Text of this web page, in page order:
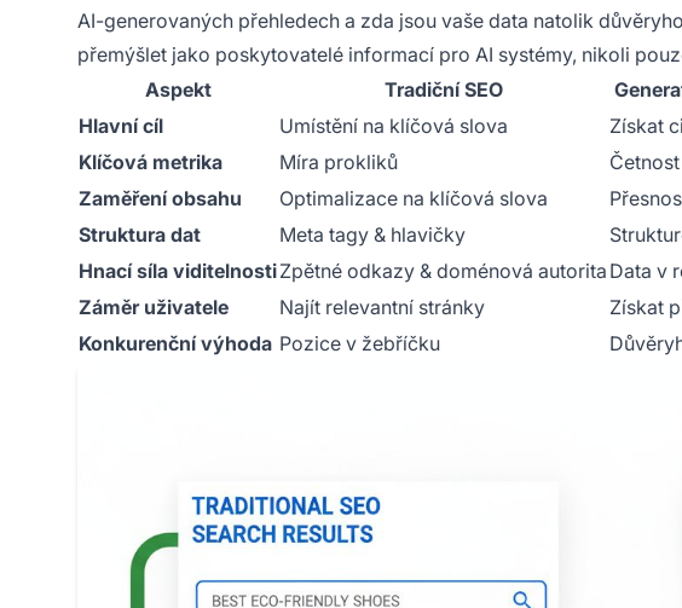
AI-generovaných přehledech a zda jsou vaše data natolik
přemýšlet jako poskytovatelé informací pro AI systémy, nikoli
Aspekt
Tradiční SEO
Hlavní cíl
Umístění na klíčová slova
Získat
Klíčová metrika
Míra prokliků
Zaměření obsahu
Optimalizace na klíčová slova
Struktura dat
Meta tagy & hlavičky
Hnací síla viditelnostiZpětné odkazy & doménová autorita Data v
Záměr uživatele
Najít relevantní stránky
Získat
Konkurenční výhoda Pozice v žebříčku